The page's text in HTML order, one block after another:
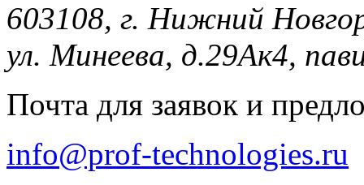
603108, г. Нижний
ул. Минеева, д.29Ак4,
Почта для заявок и
info@prof-technologies.ru